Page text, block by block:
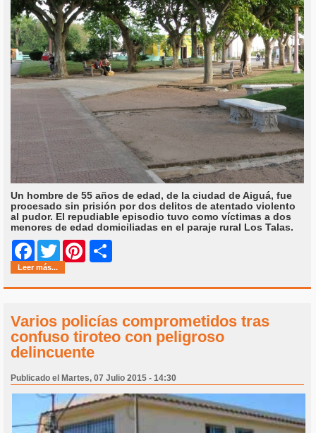
Un hombre de 55 años de edad, de la ciudad de Aiguá, fue
procesado sin prisión por dos delitos de atentado violento
al pudor. El repudiable episodio tuvo como víctimas a dos
menores de edad domiciliadas en el paraje rural Los Talas.
Facebook
Twitter Pinterest
Leer más...
Varios policías comprometidos tras
confuso tiroteo con peligroso
delincuente
Publicado el Martes, 07 Julio 2015 - 14:30